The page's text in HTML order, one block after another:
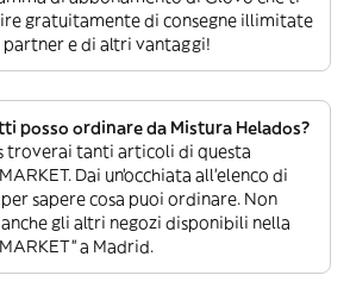
gratuitamente di consegne illimitate
e di altri vantaggi!
posso ordinare da Mistura Helados?
troverai tanti articoli di questa
Dai un’occhiata all’elenco di
sapere cosa puoi ordinare. Non
gli altri negozi disponibili nella
a Madrid.